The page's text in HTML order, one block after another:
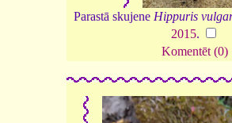
Parastā skujene Hippuris
2015.
Komentēt (0)